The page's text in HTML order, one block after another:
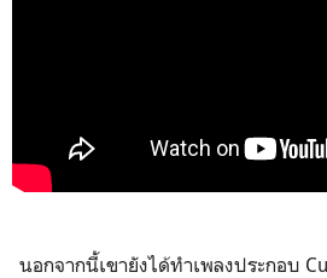
นอกจากนี้เขายังได้ทำเพลงประกอบ